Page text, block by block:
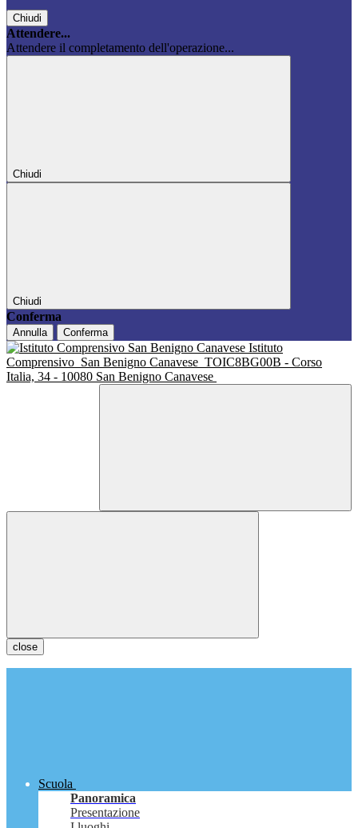
Chiudi
Attendere...
Attendere il completamento dell'operazione...
Chiudi
Chiudi
Conferma
Annulla Conferma
Istituto
Comprensivo San Benigno Canavese TOIC8BG00B - Corso
Italia, 34 - 10080 San Benigno Canavese
close
Scuola
Panoramica
Presentazione